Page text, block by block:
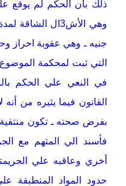
ذلك بأن الحكم لم يوقع
وهي الأش3ال
جنيه ـ وهي عقوبة احراز
التي ثبت لمحكمة
في النعي علي الحكم
القانون فيما يثيره من
بفرض صحته ـ تكون منتفية
فأسند الي المتهم مع
أخري وعاقبه علي
حدود المواد المنطبقة